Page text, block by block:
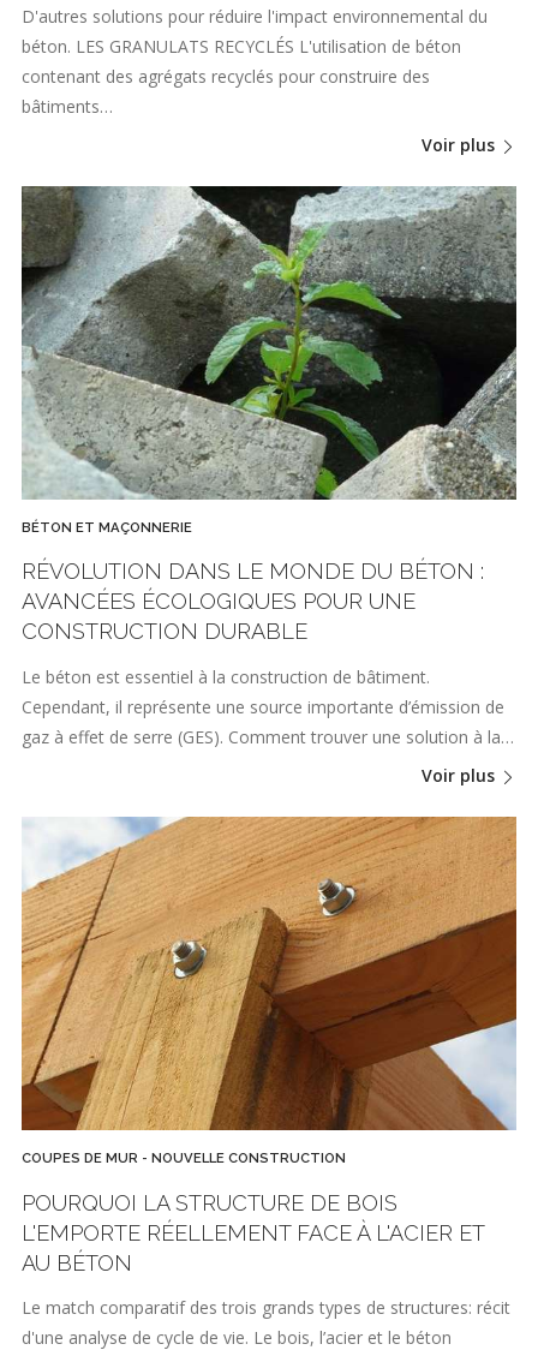
D'autres solutions pour réduire l'impact environnemental du
béton. LES GRANULATS RECYCLÉS L'utilisation de béton
contenant des agrégats recyclés pour construire des
bâtiments…
Voir plus
BÉTON ET MAÇONNERIE
RÉVOLUTION DANS LE MONDE DU BÉTON :
AVANCÉES ÉCOLOGIQUES POUR UNE
CONSTRUCTION DURABLE
Le béton est essentiel à la construction de bâtiment.
Cependant, il représente une source importante d’émission de
gaz à effet de serre (GES). Comment trouver une solution à la…
Voir plus
COUPES DE MUR - NOUVELLE CONSTRUCTION
POURQUOI LA STRUCTURE DE BOIS
L'EMPORTE RÉELLEMENT FACE À L'ACIER ET
AU BÉTON
Le match comparatif des trois grands types de structures: récit
d'une analyse de cycle de vie. Le bois, l’acier et le béton